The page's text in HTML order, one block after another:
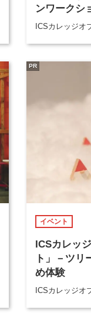
ンワークシ
ICSカレッジオ
イベント
ICSカレッ
ト」－ツリ
め体験
ICSカレッジオ
PR